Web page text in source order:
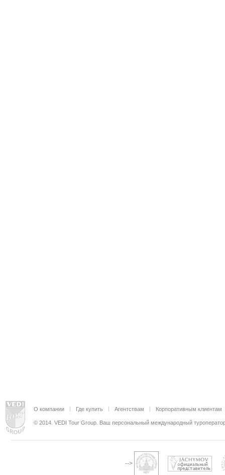
О компании Где купить Агентствам Корпоративным клиентам
© 2014. VEDI Tour Group. Ваш персональный международный
-->